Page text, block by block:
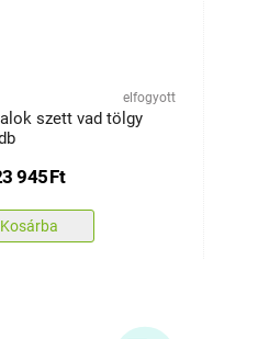
elfogyott
szett vad tölgy
945Ft
Kosárba